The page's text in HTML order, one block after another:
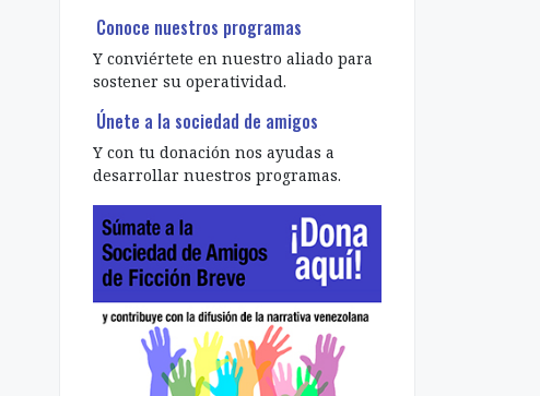
Conoce nuestros programas
Y conviértete en nuestro aliado para
sostener su operatividad.
Únete a la sociedad de amigos
Y con tu donación nos ayudas a
desarrollar nuestros programas.